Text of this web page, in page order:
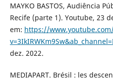
MAYKO BASTOS, Audiência
Recife (parte 1). Youtube, 23
em: https://
dez. 2022.
MEDIAPART. Brésil : les